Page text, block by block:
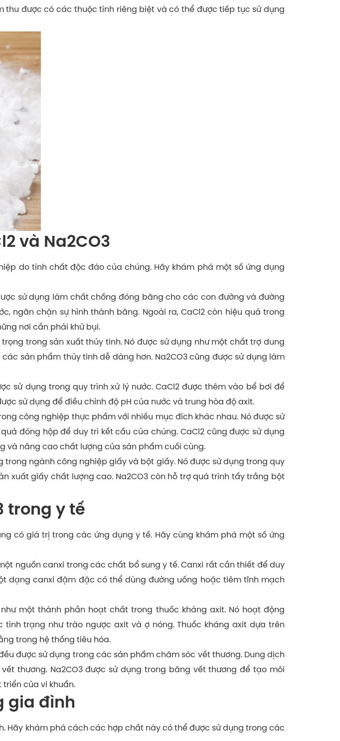
thu được có các thuộc tính riêng biệt và có thể được tiếp tục sử dụng
và Na2CO3
do tính chất độc đáo của chúng. Hãy khám phá một số ứng dụng
sử dụng làm chất chống đóng băng cho các con đường và đường
ngăn chặn sự hình thành băng. Ngoài ra, CaCl2 còn hiệu quả trong
nơi cần phải khử bụi.
trong sản xuất thủy tinh. Nó được sử dụng như một chất trợ dung
sản phẩm thủy tinh dễ dàng hơn. Na2CO3 cũng được sử dụng làm
sử dụng trong quy trình xử lý nước. CaCl2 được thêm vào bể bơi để
sử dụng để điều chỉnh độ pH của nước và trung hòa độ axit.
công nghiệp thực phẩm với nhiều mục đích khác nhau. Nó được sử
đóng hộp để duy trì kết cấu của chúng. CaCl2 cũng được sử dụng
và nâng cao chất lượng của sản phẩm cuối cùng.
trong ngành công nghiệp giấy và bột giấy. Nó được sử dụng trong quy
xuất giấy chất lượng cao. Na2CO3 còn hỗ trợ quá trình tẩy trắng bột
trong y tế
có giá trị trong các ứng dụng y tế. Hãy cùng khám phá một số ứng
nguồn canxi trong các chất bổ sung y tế. Canxi rất cần thiết để duy
dạng canxi đậm đặc có thể dùng đường uống hoặc tiêm tĩnh mạch
một thành phần hoạt chất trong thuốc kháng axit. Nó hoạt động
trạng như trào ngược axit và ợ nóng. Thuốc kháng axit dựa trên
trong hệ thống tiêu hóa.
được sử dụng trong các sản phẩm chăm sóc vết thương. Dung dịch
thương. Na2CO3 được sử dụng trong băng vết thương để tạo môi
của vi khuẩn.
gia đình
Hãy khám phá cách các hợp chất này có thể được sử dụng trong các